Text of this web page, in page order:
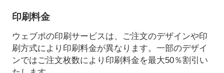
印刷料金
ウェブポの印刷サービスは、ご注文のデザインや印
刷方式により印刷料金が異なります。一部のデザイ
ンではご注文枚数により印刷料金を最大50％割引い